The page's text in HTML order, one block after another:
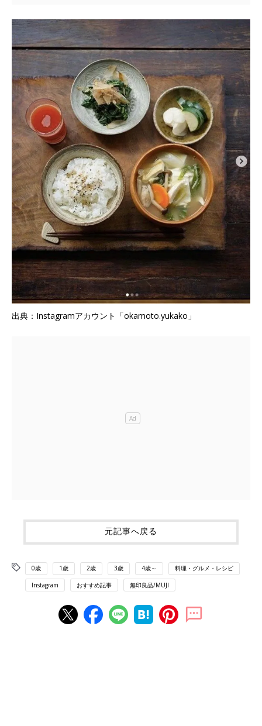
出典：Instagramアカウント「okamoto.yukako」
元記事へ戻る
0歳 1歳 2歳 3歳 4歳～ 料理・グルメ・レシピ
Instagram おすすめ記事 無印良品/MUJI